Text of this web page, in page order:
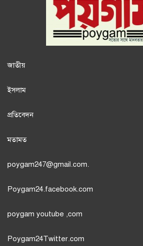
জাতীয়
ইসলাম
প্রতিবেদন
মতামত
poygam247@gmail.com.
Poygam24.facebook.com
poygam youtube ,com
Poygam24Twitter.com